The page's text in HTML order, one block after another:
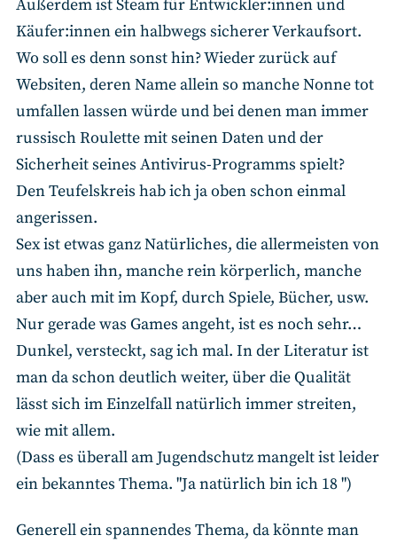
Außerdem ist Steam für Entwickler:innen und
Käufer:innen ein halbwegs sicherer Verkaufsort.
Wo soll es denn sonst hin? Wieder zurück auf
Websiten, deren Name allein so manche Nonne tot
umfallen lassen würde und bei denen man immer
russisch Roulette mit seinen Daten und der
Sicherheit seines Antivirus-Programms spielt?
Den Teufelskreis hab ich ja oben schon einmal
angerissen.
Sex ist etwas ganz Natürliches, die allermeisten von
uns haben ihn, manche rein körperlich, manche
aber auch mit im Kopf, durch Spiele, Bücher, usw.
Nur gerade was Games angeht, ist es noch sehr…
Dunkel, versteckt, sag ich mal. In der Literatur ist
man da schon deutlich weiter, über die Qualität
lässt sich im Einzelfall natürlich immer streiten,
wie mit allem.
(Dass es überall am Jugendschutz mangelt ist leider
ein bekanntes Thema. "Ja natürlich bin ich 18 ")
Generell ein spannendes Thema, da könnte man